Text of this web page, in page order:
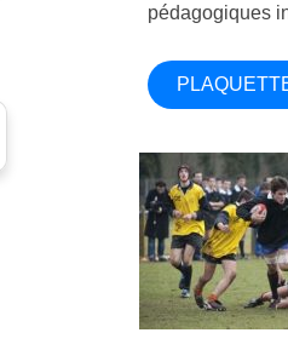
pédagogiques